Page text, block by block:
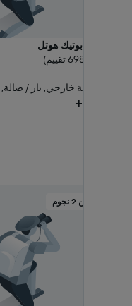
صن شاين بوتيك هوتل
حمام سباحة خارجي, بار /
فندق من 2 نجوم